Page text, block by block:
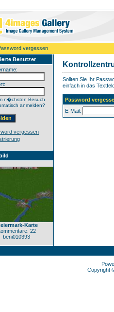
vergessen
Benutzer
n�chsten Besuch
anmelden?
vergessen
Karte
22
beni010393
Sollten Sie Ihr
einfach in das
Password
E-Mail:
Copyright